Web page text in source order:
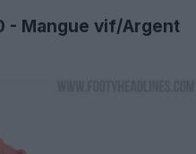
- Mangue vif/Argent